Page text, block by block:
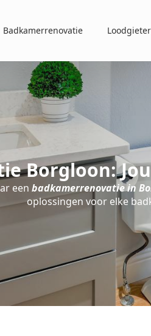
Badkamerrenovatie
Borgloon:
een badkamerrenovatie in
oplossingen voor elke